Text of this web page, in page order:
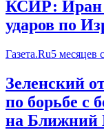
КСИР: Иран
ударов по
Газета.Ru5 месяцев
Зеленский
по борьбе с
на Ближний